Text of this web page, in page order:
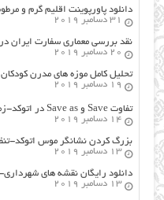
دانلود پاورپوینت اقلیم گرم و
31 دسامبر 2019
نقد بررسی معماری سفارت ایران در
20 دسامبر 2019
تحلیل کامل موزه های مدرن
19 دسامبر 2019
تفاوت Save و Save as در اتوکد-زمان autocad Save as
14 دسامبر 2019
بزرگ کردن نشانگر موس اتوکد-
13 دسامبر 2019
دانلود رایگان نقشه های
13 دسامبر 2019